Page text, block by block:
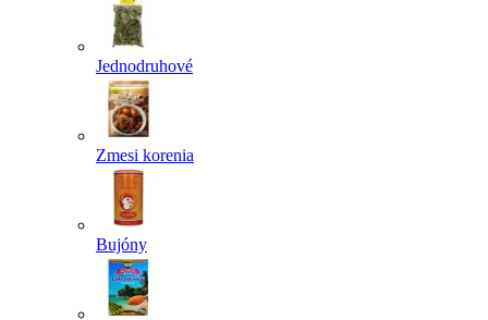
Jednodruhové
Zmesi korenia
Bujóny